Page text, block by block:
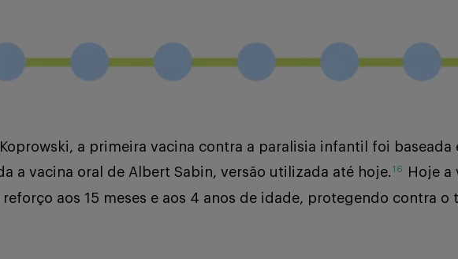
a primeira vacina contra a paralisia infantil foi
a vacina oral de Albert Sabin, versão utilizada até hoje. 16
Hoje a
aos 15 meses e aos 4 anos de idade, protegendo contra o